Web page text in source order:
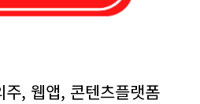
, 웹앱, 콘텐츠플랫폼